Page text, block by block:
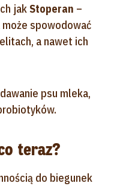
jakStoperan –
spowodować
a nawet ich
psu mleka,
teraz?
do biegunek